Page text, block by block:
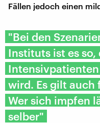
Fällen jedoch einen
"Bei den
Instituts ist es so,
wird. Es gilt auch
Wer sich impfen
selber"